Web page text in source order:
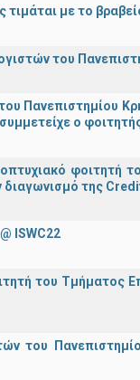
με το
του
Πανεπιστημίου
ο
φοιτητή
της
ISWC22
του Τμήματος
του